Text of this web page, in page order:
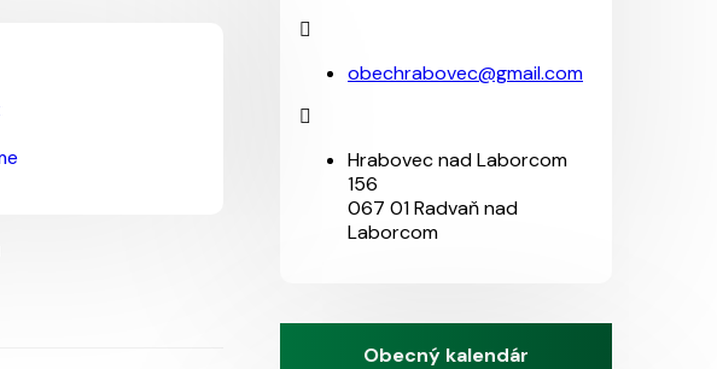
obechrabovec@gmail.com
Hrabovec nad Laborcom
156
067 01 Radvaň nad
Laborcom
Obecný kalendár